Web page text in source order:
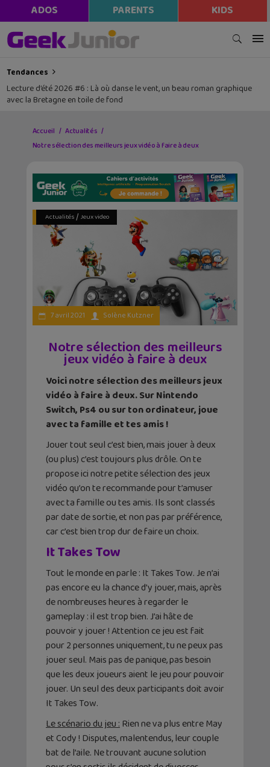
ADOS PARENTS KIDS
Tendances
Lecture d’été 2026 #6 : Là où danse le vent, un beau roman graphique
avec la Bretagne en toile de fond
Accueil
Actualités
Notre sélection des meilleurs jeux vidéo à faire à deux
Actualités/ Jeux video
7 avril 2021 Solène Kutzner
Notre sélection des meilleurs
jeux vidéo à faire à deux
Voici notre sélection des meilleurs jeux
vidéo à faire à deux. Sur Nintendo
Switch, Ps4 ou sur ton ordinateur, joue
avec ta famille et tes amis !
Jouer tout seul c’est bien, mais jouer à deux
(ou plus) c’est toujours plus drôle. On te
propose ici notre petite sélection des jeux
vidéo qu’on te recommande pour t’amuser
avec ta famille ou tes amis. Ils sont classés
par date de sortie, et non pas par préférence,
car c’est bien trop dur de faire un choix.
It Takes Tow
Tout le monde en parle : It Takes Tow. Je n’ai
pas encore eu la chance d’y jouer, mais, après
de nombreuses heures à regarder le
gameplay : il est trop bien. J’ai hâte de
pouvoir y jouer ! Attention ce jeu est fait
pour 2 personnes uniquement, tu ne peux pas
jouer seul. Mais pas de panique, pas besoin
que les deux joueurs aient le jeu pour pouvoir
jouer. Un seul des deux participants doit avoir
It Takes Tow.
Le scénario du jeu :Rien ne va plus entre May
et Cody ! Disputes, malentendus, leur couple
bat de l’aile. Ne trouvant aucune solution
modal-check